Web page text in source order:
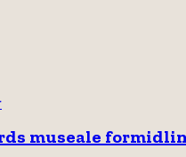
museale